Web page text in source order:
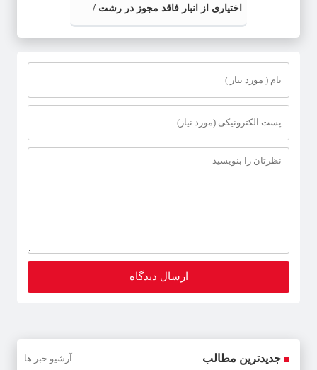
اختیاری از انبار فاقد مجوز در رشت /
کشف بیش از ۲ تن اقلام تاریخ مصرف
جدیدترین مطالب آرشیو خبر ها